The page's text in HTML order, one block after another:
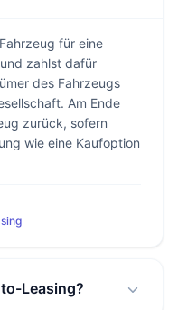
für eine
zahlst dafür
des Fahrzeugs
Am Ende
zurück, sofern
wie eine Kaufoption
Leasing?